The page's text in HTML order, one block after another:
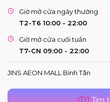
Giờ mở cửa ngày thường
T2-T6 10:00 - 22:00
Giờ mở cửa cuối tuần
T7-CN 09:00 - 22:00
JINS AEON MALL Bình Tân
Tìm